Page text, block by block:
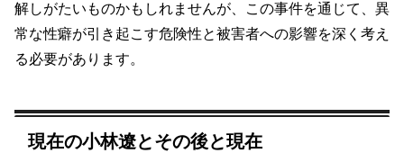
解しがたいものかもしれませんが、この事件を通じて、異
常な性癖が引き起こす危険性と被害者への影響を深く考え
る必要があります。
現在の小林遼とその後と現在